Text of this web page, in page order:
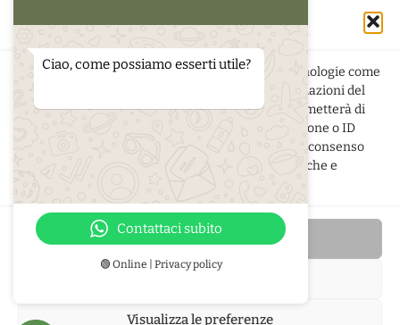
Per fornire le migliori esperienze, utilizziamo tecnologie come
i cookie per memorizzare e/o accedere alle informazioni del
dispositivo. Il consenso a queste tecnologie ci permetterà di
elaborare dati come il comportamento di navigazione o ID
unici su questo sito. Non acconsentire o ritirare il consenso
può influire negativamente su alcune caratteristiche e
Accetta
Visualizza le preferenze
p.iva01349950939
Privacy policy Cookie policy
Ciao, come possiamo esserti utile?
Contattaci subito
🟢 Online | Privacy policy